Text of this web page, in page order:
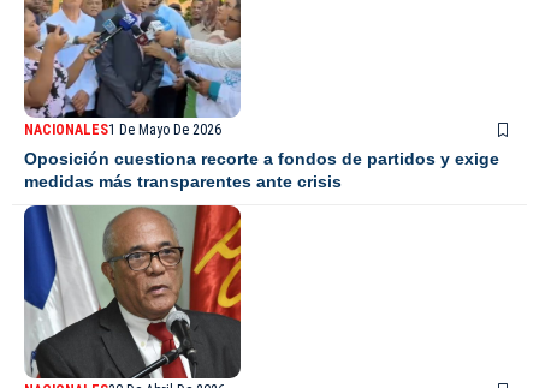
NACIONALES1 De Mayo De 2026
Oposición cuestiona recorte a fondos de partidos y exige
medidas más transparentes ante crisis